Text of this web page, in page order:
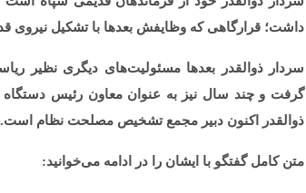
داشت؛ قرارگاهی که وظایفش بعدها با تشکیل نیروی قدس در سال ۶۸ تحت ماموریت
سردار ذوالقدر بعدها مسئولیت‌های دیگری نظیر
گرفت و چند سال نیز به عنوان معاون رئیس
ذوالقدر اکنون دبیر مجمع تشخیص مصلحت نظام است.
متن کامل گفتگو با ایشان را در ادامه می‌خوانید: